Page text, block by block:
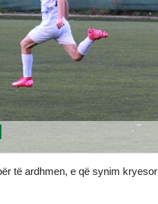
të ardhmen, e që synim kryesor